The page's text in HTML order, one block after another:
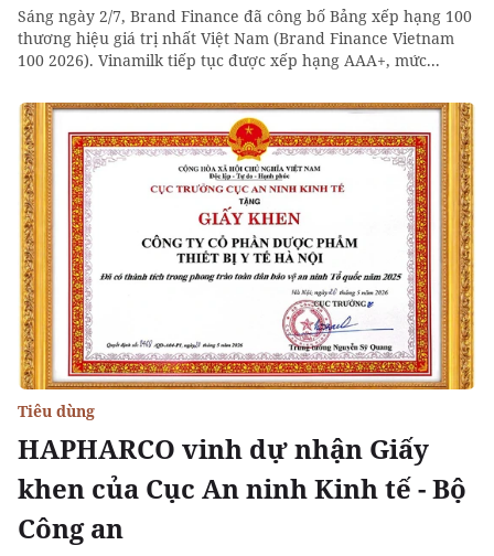
Sáng ngày 2/7, Brand Finance đã công bố Bảng xếp hạng 100
thương hiệu giá trị nhất Việt Nam (Brand Finance Vietnam
100 2026). Vinamilk tiếp tục được xếp hạng AAA+, mức...
HAPHARCO vinh dự nhận Giấy
khen của Cục An ninh Kinh tế - Bộ
Công an
Tiêu dùng